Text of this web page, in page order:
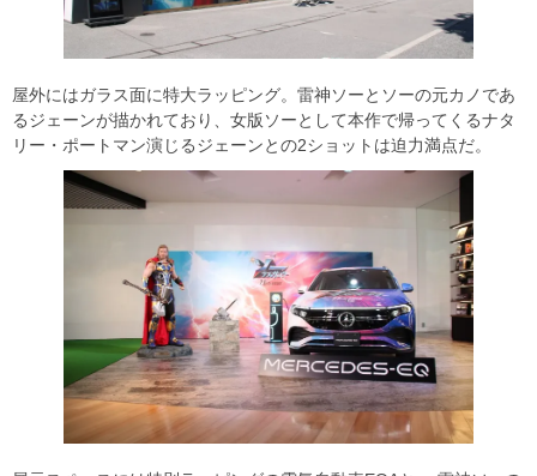
屋外にはガラス面に特大ラッピング。雷神ソーとソーの元カノであ
るジェーンが描かれており、女版ソーとして本作で帰ってくるナタ
リー・ポートマン演じるジェーンとの2ショットは迫力満点だ。